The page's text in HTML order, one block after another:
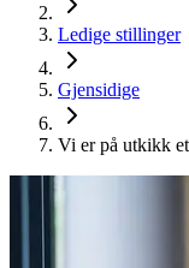
Ledige stillinger
Gjensidige
Vi er på utkikk